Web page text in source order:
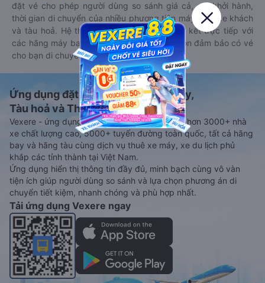
đặt vé cho phép người dùng so sánh giá cả, giờ khởi hành,
thời gian di chuyển của nhiều phương tiện máy bay, xe khách
và tàu hoả. Hệ thống của Goyolo được liên kết trực tiếp với
các hãng máy bay, xe khách và tàu hoả, luôn đảm bảo có vé
cho bạn di chuyển.
Ứng dụng đặt vé Xe khách, Máy bay,
Tàu hoả và Thuê xe
Vexere - ứng dụng đặt vé đa phương tiện với hơn 3000+ nhà
xe chất lượng cao, 5000+ tuyến đường toàn quốc, tất cả hãng
bay và hãng tàu cùng dịch vụ thuê xe máy, xe du lịch phủ
khắp các tỉnh thành tại Việt Nam.
Ứng dụng hiển thị thông tin đầy đủ, minh bạch cùng vô vàn
tiện ích giúp người dùng so sánh và lựa chọn phương án di
chuyển tiết kiệm, nhanh chóng và phù hợp nhất.
Tải ứng dụng Vexere ngay